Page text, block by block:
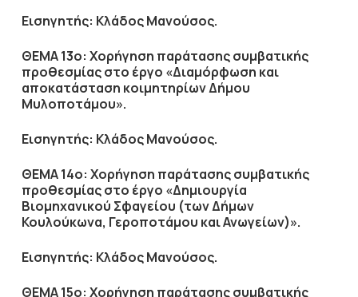
Εισηγητής: Κλάδος Μανούσος.
ΘΕΜΑ 13ο: Χορήγηση παράτασης συμβατικής
προθεσμίας στο έργο «Διαμόρφωση και
αποκατάσταση κοιμητηρίων Δήμου
Μυλοποτάμου».
Εισηγητής: Κλάδος Μανούσος.
ΘΕΜΑ 14ο: Χορήγηση παράτασης συμβατικής
προθεσμίας στο έργο «Δημιουργία
Βιομηχανικού Σφαγείου (των Δήμων
Κουλούκωνα, Γεροποτάμου και Ανωγείων)».
Εισηγητής: Κλάδος Μανούσος.
ΘΕΜΑ 15ο: Χορήγηση παράτασης συμβατικής